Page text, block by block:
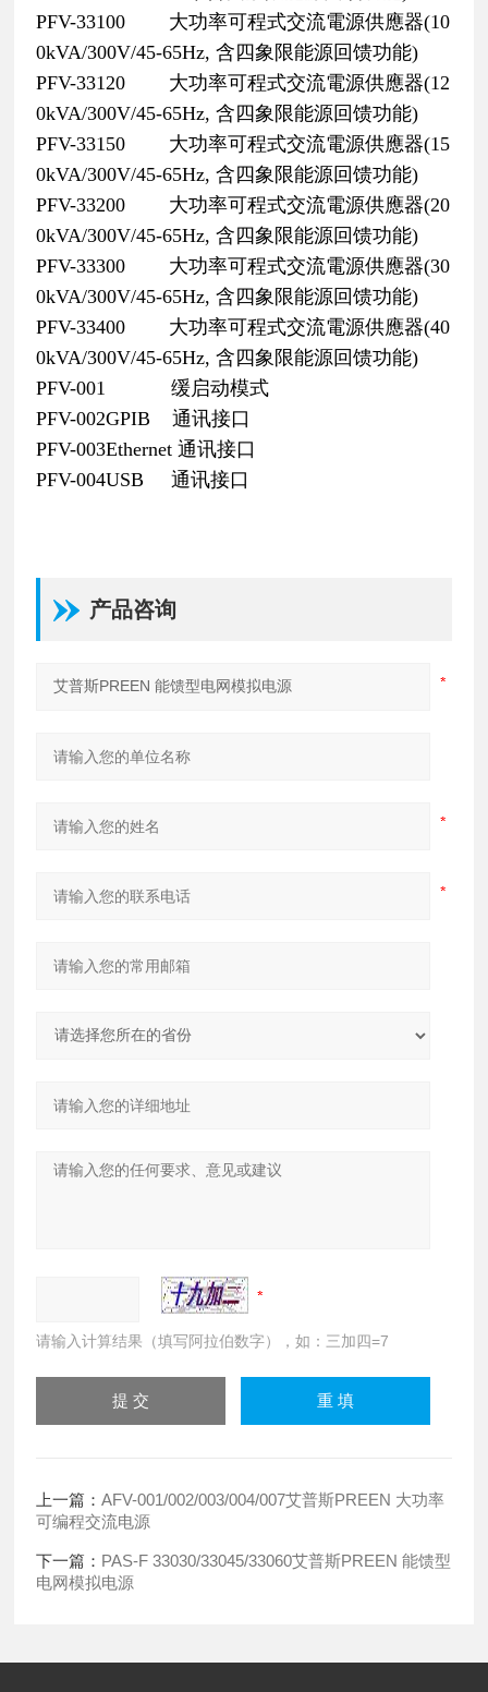
PFV-33100 大功率可程式交流電源供應器(10
0kVA/300V/45-65Hz, 含四象限能源回馈功能)
PFV-33120 大功率可程式交流電源供應器(12
0kVA/300V/45-65Hz, 含四象限能源回馈功能)
PFV-33150 大功率可程式交流電源供應器(15
0kVA/300V/45-65Hz, 含四象限能源回馈功能)
PFV-33200 大功率可程式交流電源供應器(20
0kVA/300V/45-65Hz, 含四象限能源回馈功能)
PFV-33300 大功率可程式交流電源供應器(30
0kVA/300V/45-65Hz, 含四象限能源回馈功能)
PFV-33400 大功率可程式交流電源供應器(40
0kVA/300V/45-65Hz, 含四象限能源回馈功能)
PFV-001 缓启动模式
PFV-002GPIB 通讯接口
PFV-003Ethernet 通讯接口
PFV-004USB 通讯接口
产品咨询
请输入计算结果（填写阿拉伯数字），如：三加四=7
上一篇：AFV-001/002/003/004/007艾普斯PREEN 大功率
可编程交流电源
下一篇： PAS-F 33030/33045/33060艾普斯PREEN 能馈型
电网模拟电源